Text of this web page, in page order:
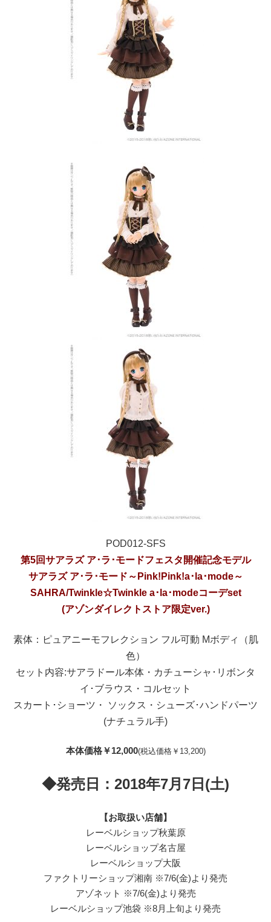
POD012-SFS
第5回サアラズ ア･ラ･モードフェスタ開催記念モデル
サアラズ ア･ラ･モード～Pink!Pink!a･la･mode～
SAHRA/Twinkle☆Twinkle a･la･modeコーデset
(アゾンダイレクトストア限定ver.)
素体：ピュアニーモフレクション フル可動 Mボディ（肌
色）
セット内容:サアラドール本体・カチューシャ･リボンタ
イ･ブラウス・コルセット
スカート･ショーツ・ ソックス・シューズ･ハンドパーツ
(ナチュラル手)
本体価格￥12,000(税込価格￥13,200)
◆発売日：2018年7月7日(土)
【お取扱い店舗】
レーベルショップ秋葉原
レーベルショップ名古屋
レーベルショップ大阪
ファクトリーショップ湘南 ※7/6(金)より発売
アゾネット ※7/6(金)より発売
レーベルショップ池袋 ※8月上旬より発売